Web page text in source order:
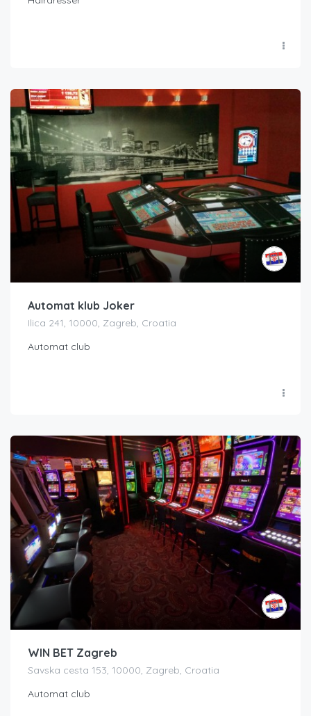
Automat klub Joker
Ilica 241, 10000, Zagreb, Croatia
Automat club
WIN BET Zagreb
Savska cesta 153, 10000, Zagreb, Croatia
Automat club